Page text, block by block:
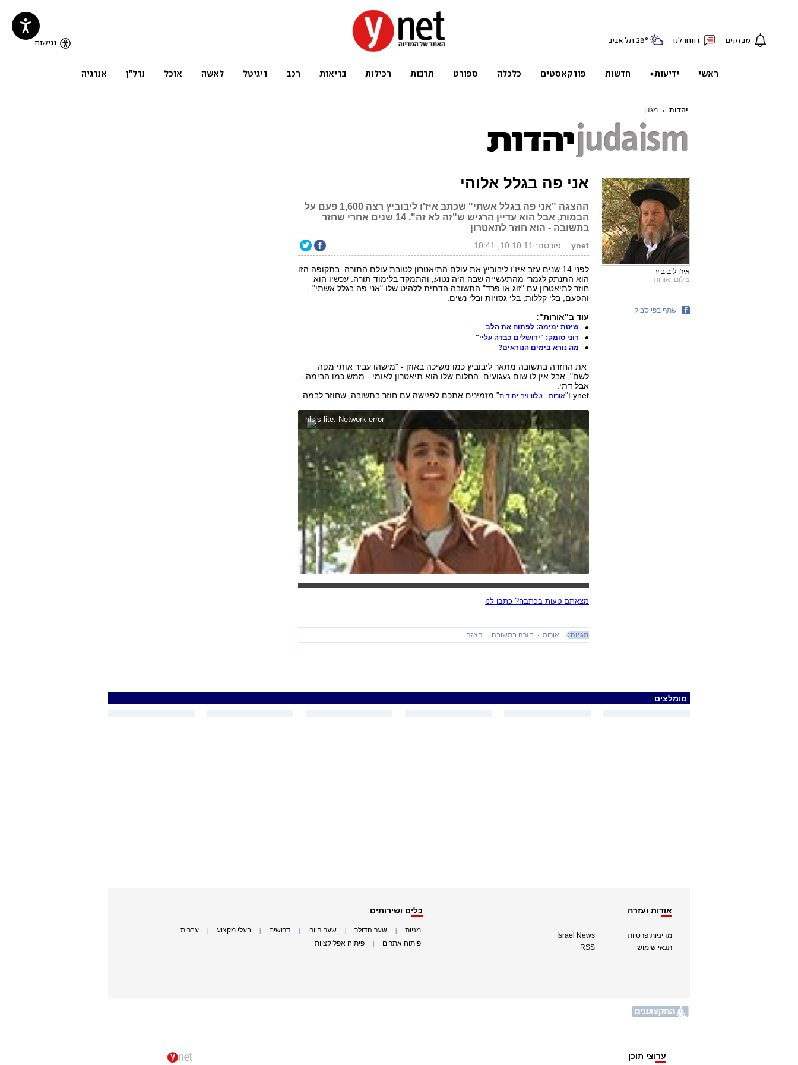
יהדות מגזין
אני פה בגלל אלוהי
ההצגה "אני פה בגלל אשתי" שכתב איז'ו ליבוביץ רצה 1,600 פעם על
הבמות, אבל הוא עדיין הרגיש ש"זה לא זה". 14 שנים אחרי שחזר
בתשובה - הוא חוזר לתאטרון
ynet פורסם: 10.10.11, 10:41
לפני 14 שנים עזב איז'ו ליבוביץ את עולם התיאטרון לטובת עולם התורה. בתקופה הזו
הוא התנתק לגמרי מהתעשייה שבה היה נטוע, והתמקד בלימוד תורה. עכשיו הוא
חוזר לתיאטרון עם "זוג או פרד" התשובה הדתית ללהיט שלו "אני פה בגלל אשתי" -
והפעם, בלי קללות, בלי גסויות ובלי נשים.
עוד ב"אורות":
שיטת ימימה: לפתוח את הלב
רוני סומק: "ירושלים כבדה עליי"
מה נורא בימים הנוראים?
את החזרה בתשובה מתאר ליבוביץ כמו משיכה באוזן - "מישהו עביר אותי מפה
לשם", אבל אין לו שום געגועים. החלום שלו הוא תיאטרון לאומי - ממש כמו הבימה -
אבל דתי.
ynet ו"
אורות - טלוויזיה יהודית" מזמינים אתכם לפגישה עם חוזר בתשובה, שחוזר לבמה.
hlsjs-lite: Network error
מצאתם טעות בכתבה? כתבו לנו
תגיות: אורות חזרה בתשובה הצגה
איז'ו ליבוביץ
צילום: אורות
שתף בפייסבוק
מומלצים
אודות ועזרה
מדיניות פרטיות
תנאי שימוש
Israel News
RSS
כלים ושירותים
מניות שער הדולר שער היורו דרושים בעלי מקצוע עברית
פיתוח אתרים פיתוח אפליקציות
ערוצי תוכן